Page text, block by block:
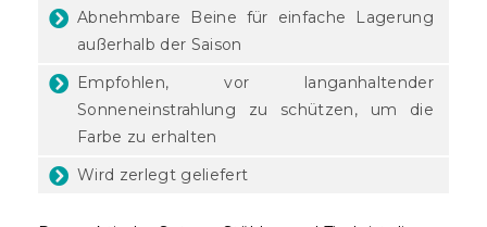
Abnehmbare Beine für einfache Lagerung
außerhalb der Saison
Empfohlen, vor langanhaltender
Sonneneinstrahlung zu schützen, um die
Farbe zu erhalten
Wird zerlegt geliefert